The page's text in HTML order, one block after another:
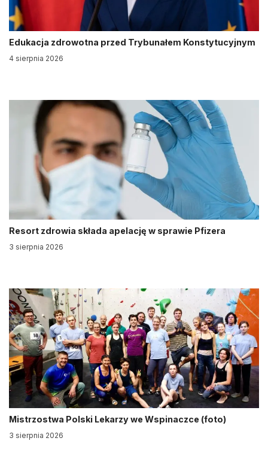
Edukacja zdrowotna przed Trybunałem Konstytucyjnym
4 sierpnia 2026
Resort zdrowia składa apelację w sprawie Pfizera
3 sierpnia 2026
Mistrzostwa Polski Lekarzy we Wspinaczce (foto)
3 sierpnia 2026